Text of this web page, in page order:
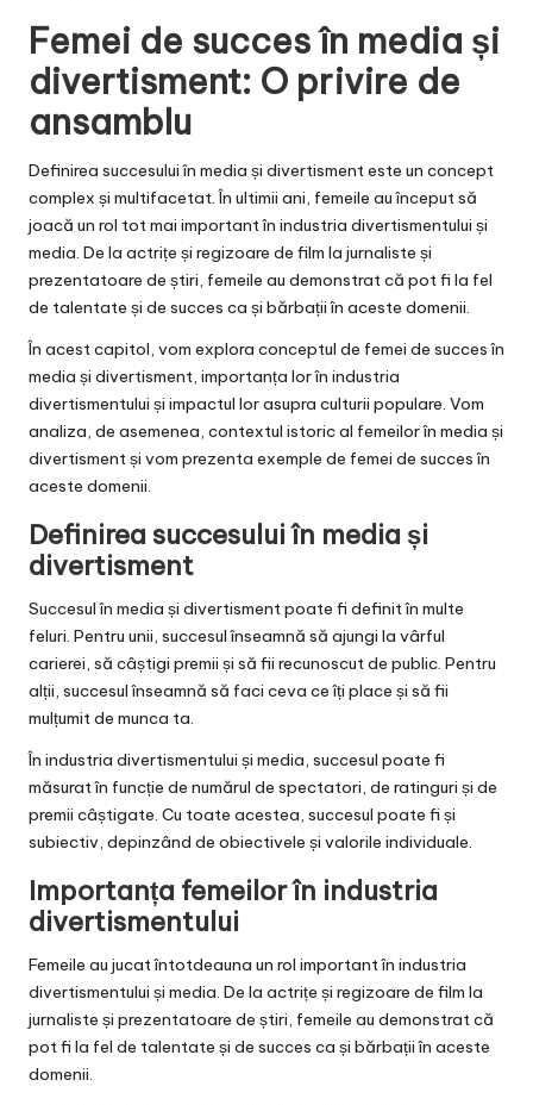
Femei de succes în media și
divertisment: O privire de
ansamblu
Definirea succesului în media și divertisment este un concept
complex și multifacetat. În ultimii ani, femeile au început să
joacă un rol tot mai important în industria divertismentului și
media. De la actrițe și regizoare de film la jurnaliste și
prezentatoare de știri, femeile au demonstrat că pot fi la fel
de talentate și de succes ca și bărbații în aceste domenii.
În acest capitol, vom explora conceptul de femei de succes în
media și divertisment, importanța lor în industria
divertismentului și impactul lor asupra culturii populare. Vom
analiza, de asemenea, contextul istoric al femeilor în media și
divertisment și vom prezenta exemple de femei de succes în
aceste domenii.
Definirea succesului în media și
divertisment
Succesul în media și divertisment poate fi definit în multe
feluri. Pentru unii, succesul înseamnă să ajungi la vârful
carierei, să câștigi premii și să fii recunoscut de public. Pentru
alții, succesul înseamnă să faci ceva ce îți place și să fii
mulțumit de munca ta.
În industria divertismentului și media, succesul poate fi
măsurat în funcție de numărul de spectatori, de ratinguri și de
premii câștigate. Cu toate acestea, succesul poate fi și
subiectiv, depinzând de obiectivele și valorile individuale.
Importanța femeilor în industria
divertismentului
Femeile au jucat întotdeauna un rol important în industria
divertismentului și media. De la actrițe și regizoare de film la
jurnaliste și prezentatoare de știri, femeile au demonstrat că
pot fi la fel de talentate și de succes ca și bărbații în aceste
domenii.